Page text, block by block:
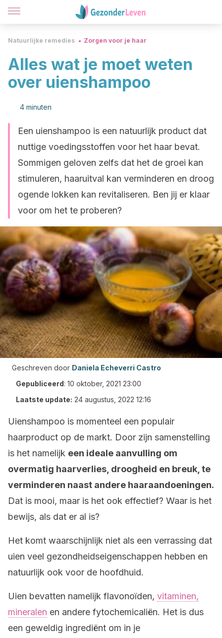
Natuurlijke remedies Zorgen voor je haar
Alles wat je moet weten
over uienshampoo
4 minuten
Een uienshampoo is een natuurlijk product dat
nuttige voedingsstoffen voor het haar bevat.
Sommigen geloven zelfs dat het de groei kan
stimuleren, haaruitval kan verminderen en droog
ogende lokken kan revitaliseren. Ben jij er klaar
voor om het te proberen?
Geschreven door Daniela Echeverri Castro
Gepubliceerd: 10 oktober, 2021 23:00
Laatste update: 24 augustus, 2022 12:16
Uienshampoo is momenteel een populair
haarproduct op de markt. Door zijn samenstelling
is het namelijk een ideale aanvulling om
overmatig haarverlies, droogheid en breuk, te
verminderen naast andere haaraandoeningen.
Dat is mooi, maar is het ook effectief? Waar is het
bewijs, als dat er al is?
Het komt waarschijnlijk niet als een verrassing dat
uien veel gezondheidseigenschappen hebben en
natuurlijk ook voor de hoofdhuid.
Uien bevatten namelijk flavonoïden, vitaminen,
mineralen en andere fytochemicaliën. Het is dus
een geweldig ingrediënt om in je